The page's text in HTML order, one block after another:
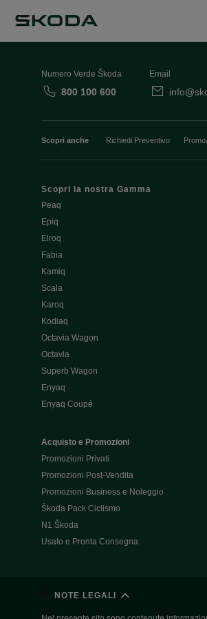
Numero Verde Škoda
800 100 600
Email
Scopri anche Richiedi Preventivo
Scopri la nostra Gamma
Peaq
Epiq
Elroq
Fabia
Kamiq
Scala
Karoq
Kodiaq
Octavia Wagon
Octavia
Superb Wagon
Enyaq
Enyaq Coupé
Acquisto e Promozioni
Promozioni Privati
Promozioni Post-Vendita
Promozioni Business e Noleggio
Škoda Pack Ciclismo
N1 Škoda
Usato e Pronta Consegna
NOTE LEGALI